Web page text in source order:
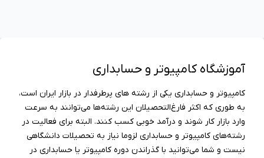
آموزشگاه کامپیوتر و حسابداری
کامپیوتر و حسابداری یکی از رشته های پرطرفدار در بازار ایران است،
به طوری که اکثر فارغ‌التحصیلان این رشته‌ها می‌توانند به سرعت
وارد بازار کار شوند و درآمد خوبی کسب کنند. البته برای فعالیت در
رشته‌های کامپیوتر و حسابداری لزوما نیاز به تحصیلات دانشگاهی
نیست و شما می‌توانید با گذراندن دوره کامپیوتر یا حسابداری در